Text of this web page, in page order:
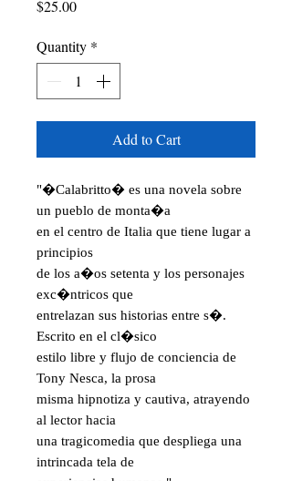
$25.00Price
Quantity *
Add to Cart
"�Calabritto� es una novela sobre
un pueblo de monta�a
en el centro de Italia que tiene lugar a
principios
de los a�os setenta y los personajes
exc�ntricos que
entrelazan sus historias entre s�.
Escrito en el cl�sico
estilo libre y flujo de conciencia de
Tony Nesca, la prosa
misma hipnotiza y cautiva, atrayendo
al lector hacia
una tragicomedia que despliega una
intrincada tela de